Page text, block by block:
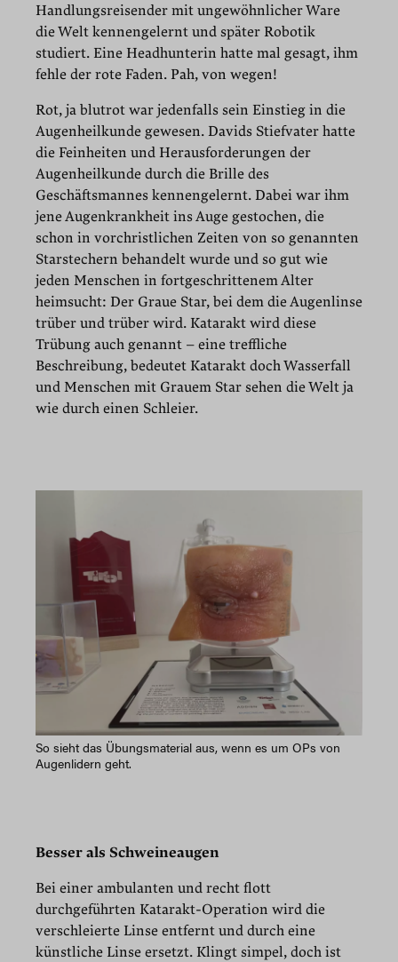
Handlungsreisender mit ungewöhnlicher Ware
die Welt kennengelernt und später Robotik
studiert. Eine Headhunterin hatte mal gesagt, ihm
fehle der rote Faden. Pah, von wegen!
Rot, ja blutrot war jedenfalls sein Einstieg in die
Augenheilkunde gewesen. Davids Stiefvater hatte
die Feinheiten und Herausforderungen der
Augenheilkunde durch die Brille des
Geschäftsmannes kennengelernt. Dabei war ihm
jene Augenkrankheit ins Auge gestochen, die
schon in vorchristlichen Zeiten von so genannten
Starstechern behandelt wurde und so gut wie
jeden Menschen in fortgeschrittenem Alter
heimsucht: Der Graue Star, bei dem die Augenlinse
trüber und trüber wird. Katarakt wird diese
Trübung auch genannt – eine treffliche
Beschreibung, bedeutet Katarakt doch Wasserfall
und Menschen mit Grauem Star sehen die Welt ja
wie durch einen Schleier.
So sieht das Übungsmaterial aus, wenn es um OPs von
Augenlidern geht.
Besser als Schweineaugen
Bei einer ambulanten und recht flott
durchgeführten Katarakt-Operation wird die
verschleierte Linse entfernt und durch eine
künstliche Linse ersetzt. Klingt simpel, doch ist